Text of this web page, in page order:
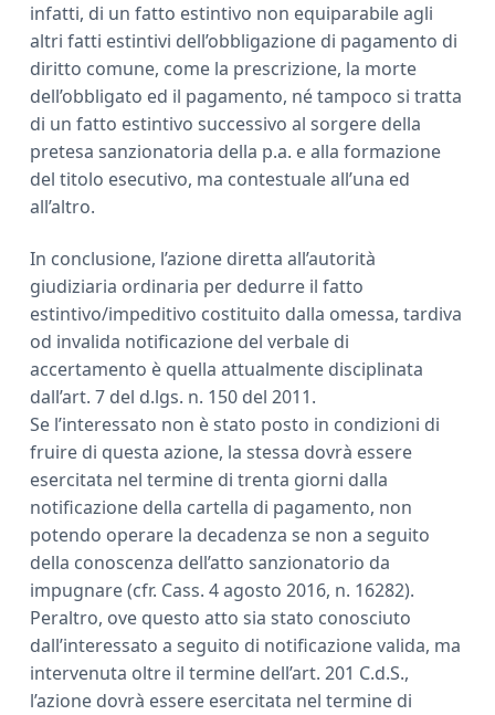
infatti, di un fatto estintivo non equiparabile agli
altri fatti estintivi dell’obbligazione di pagamento di
diritto comune, come la prescrizione, la morte
dell’obbligato ed il pagamento, né tampoco si tratta
di un fatto estintivo successivo al sorgere della
pretesa sanzionatoria della p.a. e alla formazione
del titolo esecutivo, ma contestuale all’una ed
all’altro.
In conclusione, l’azione diretta all’autorità
giudiziaria ordinaria per dedurre il fatto
estintivo/impeditivo costituito dalla omessa, tardiva
od invalida notificazione del verbale di
accertamento è quella attualmente disciplinata
dall’art. 7 del d.lgs. n. 150 del 2011.
Se l’interessato non è stato posto in condizioni di
fruire di questa azione, la stessa dovrà essere
esercitata nel termine di trenta giorni dalla
notificazione della cartella di pagamento, non
potendo operare la decadenza se non a seguito
della conoscenza dell’atto sanzionatorio da
impugnare (cfr. Cass. 4 agosto 2016, n. 16282).
Peraltro, ove questo atto sia stato conosciuto
dall’interessato a seguito di notificazione valida, ma
intervenuta oltre il termine dell’art. 201 C.d.S.,
l’azione dovrà essere esercitata nel termine di